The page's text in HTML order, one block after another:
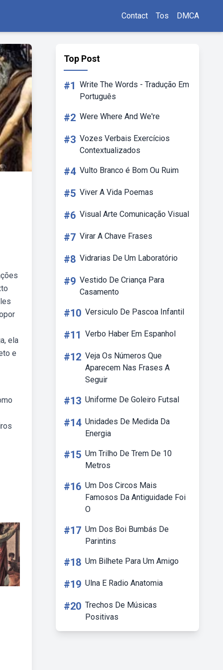
Contact Tos DMCA
ela
e
Top Post
#1 Write The Words - Tradução Em
Português
#2 Were Where And We're
#3 Vozes Verbais Exercícios
Contextualizados
#4 Vulto Branco é Bom Ou Ruim
#5 Viver A Vida Poemas
#6 Visual Arte Comunicação Visual
#7 Virar A Chave Frases
#8 Vidrarias De Um Laboratório
#9 Vestido De Criança Para
Casamento
#10 Versiculo De Pascoa Infantil
#11 Verbo Haber Em Espanhol
#12 Veja Os Números Que
Aparecem Nas Frases A
Seguir
#13 Uniforme De Goleiro Futsal
#14 Unidades De Medida Da
Energia
#15 Um Trilho De Trem De 10
Metros
#16 Um Dos Circos Mais
Famosos Da Antiguidade Foi
O
#17 Um Dos Boi Bumbás De
Parintins
#18 Um Bilhete Para Um Amigo
#19 Ulna E Radio Anatomia
#20 Trechos De Músicas
Positivas